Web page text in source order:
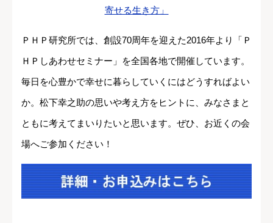
ＰＨＰ研究所では、創設70周年を迎えた2016年より「Ｐ
ＨＰしあわせセミナー」を全国各地で開催しています。
毎日を心豊かで幸せに暮らしていくにはどうすればよい
か。松下幸之助の思いや考え方をヒントに、みなさまと
ともに考えてまいりたいと思います。ぜひ、お近くの会
場へご参加ください！